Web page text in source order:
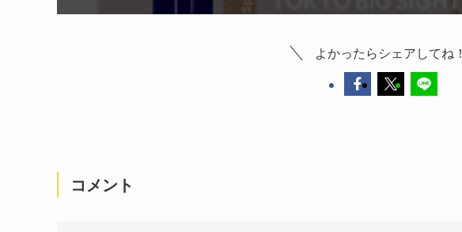
よかったらシェアしてね！
コメント